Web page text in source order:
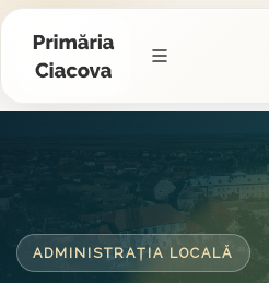
ADMINISTRAȚIA LOCALĂ